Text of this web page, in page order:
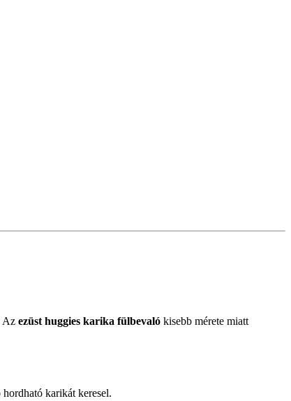
Az ezüst huggies karika fülbevaló kisebb mérete miatt
karikát keresel.